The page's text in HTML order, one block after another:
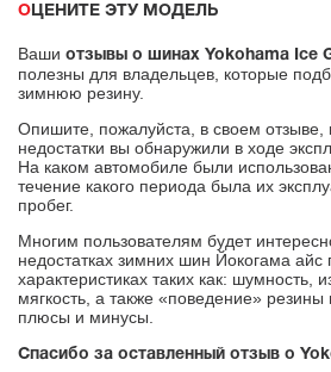
ОЦЕНИТЕ ЭТУ МОДЕЛЬ
Ваши отзывы о шинах Yokohama Ice
полезны для владельцев, которые
зимнюю резину.
Опишите, пожалуйста, в своем отзыве,
недостатки вы обнаружили в ходе
На каком автомобиле были
течение какого периода была их
пробег.
Многим пользователям будет
недостатках зимних шин Йокогама айс
характеристиках таких как: шумность,
мягкость, а также «поведение»
плюсы и минусы.
Спасибо за оставленный отзыв о